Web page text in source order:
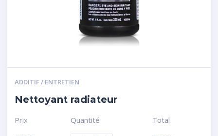
ADDITIF / ENTRETIEN
Nettoyant radiateur
Prix
Quantité
Total